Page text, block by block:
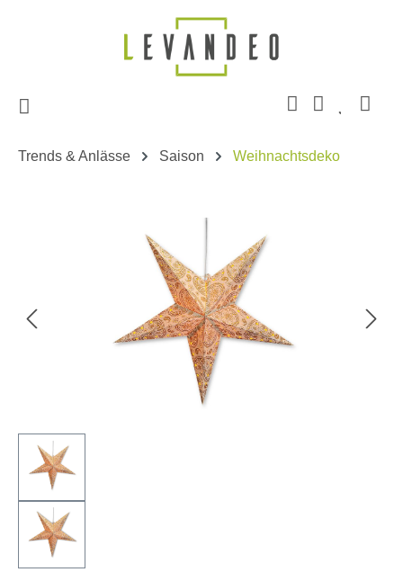
Zum Hauptinhalt springen
Trends & Anlässe Saison Weihnachtsdeko